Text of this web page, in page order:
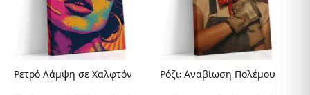
Ρετρό Λάμψη σε Χαλφτόν Ρόζι: Αναβίωση Πολέμου